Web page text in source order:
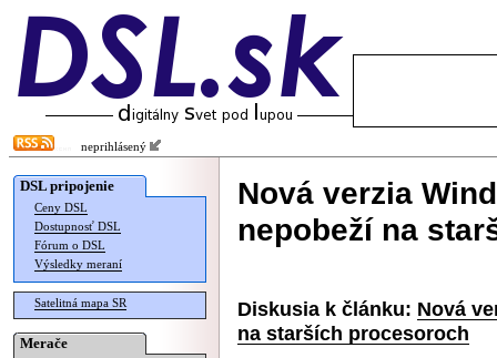
neprihlásený
DSL pripojenie
Ceny DSL
Dostupnosť DSL
Fórum o DSL
Výsledky meraní
Satelitná mapa SR
Merače
Nová verzia
nepobeží na
Diskusia k článku: Nová
na starších procesoroch